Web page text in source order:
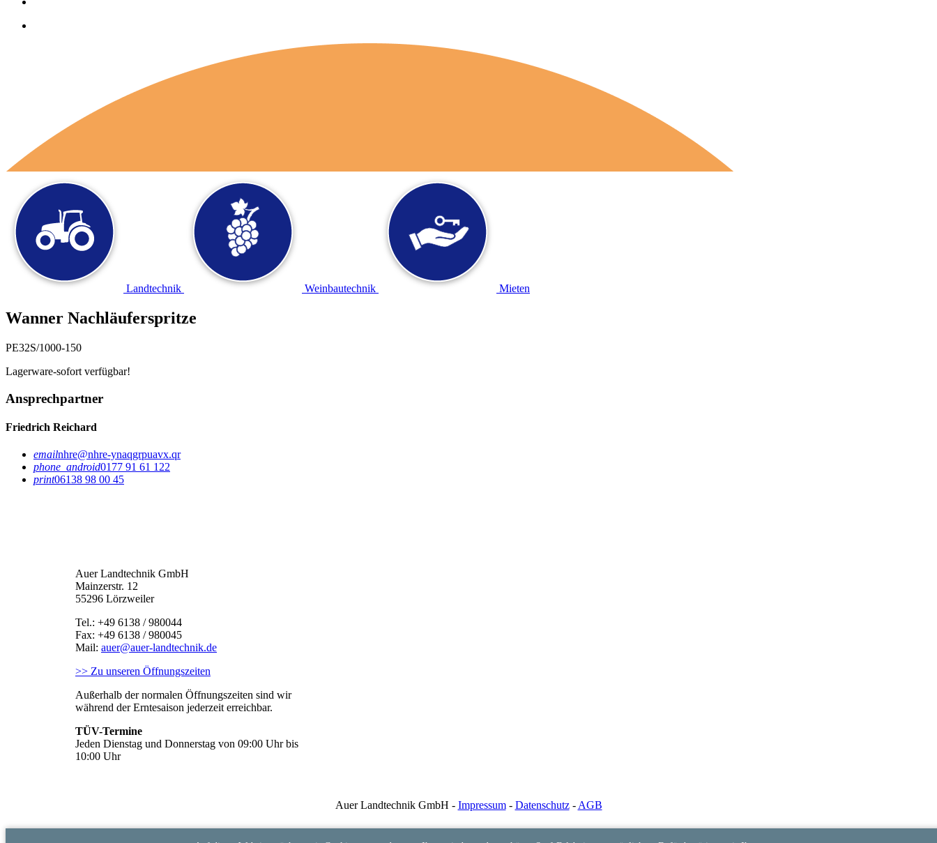
Landtechnik Weinbautechnik Mieten
Wanner Nachläuferspritze
PE32S/1000-150
Lagerware-sofort verfügbar!
Ansprechpartner
Friedrich Reichard
emailnhre@nhre-ynaqgrpuavx.qr
phone_android0177 91 61 122
print06138 98 00 45
Auer Landtechnik GmbH
Mainzerstr. 12
55296 Lörzweiler
Tel.: +49 6138 / 980044
Fax: +49 6138 / 980045
Mail: auer@auer-landtechnik.de
>> Zu unseren Öffnungszeiten
Außerhalb der normalen Öffnungszeiten sind wir
während der Erntesaison jederzeit erreichbar.
TÜV-Termine
Jeden Dienstag und Donnerstag von 09:00 Uhr bis
10:00 Uhr
Auer Landtechnik GmbH - Impressum- Datenschutz- AGB